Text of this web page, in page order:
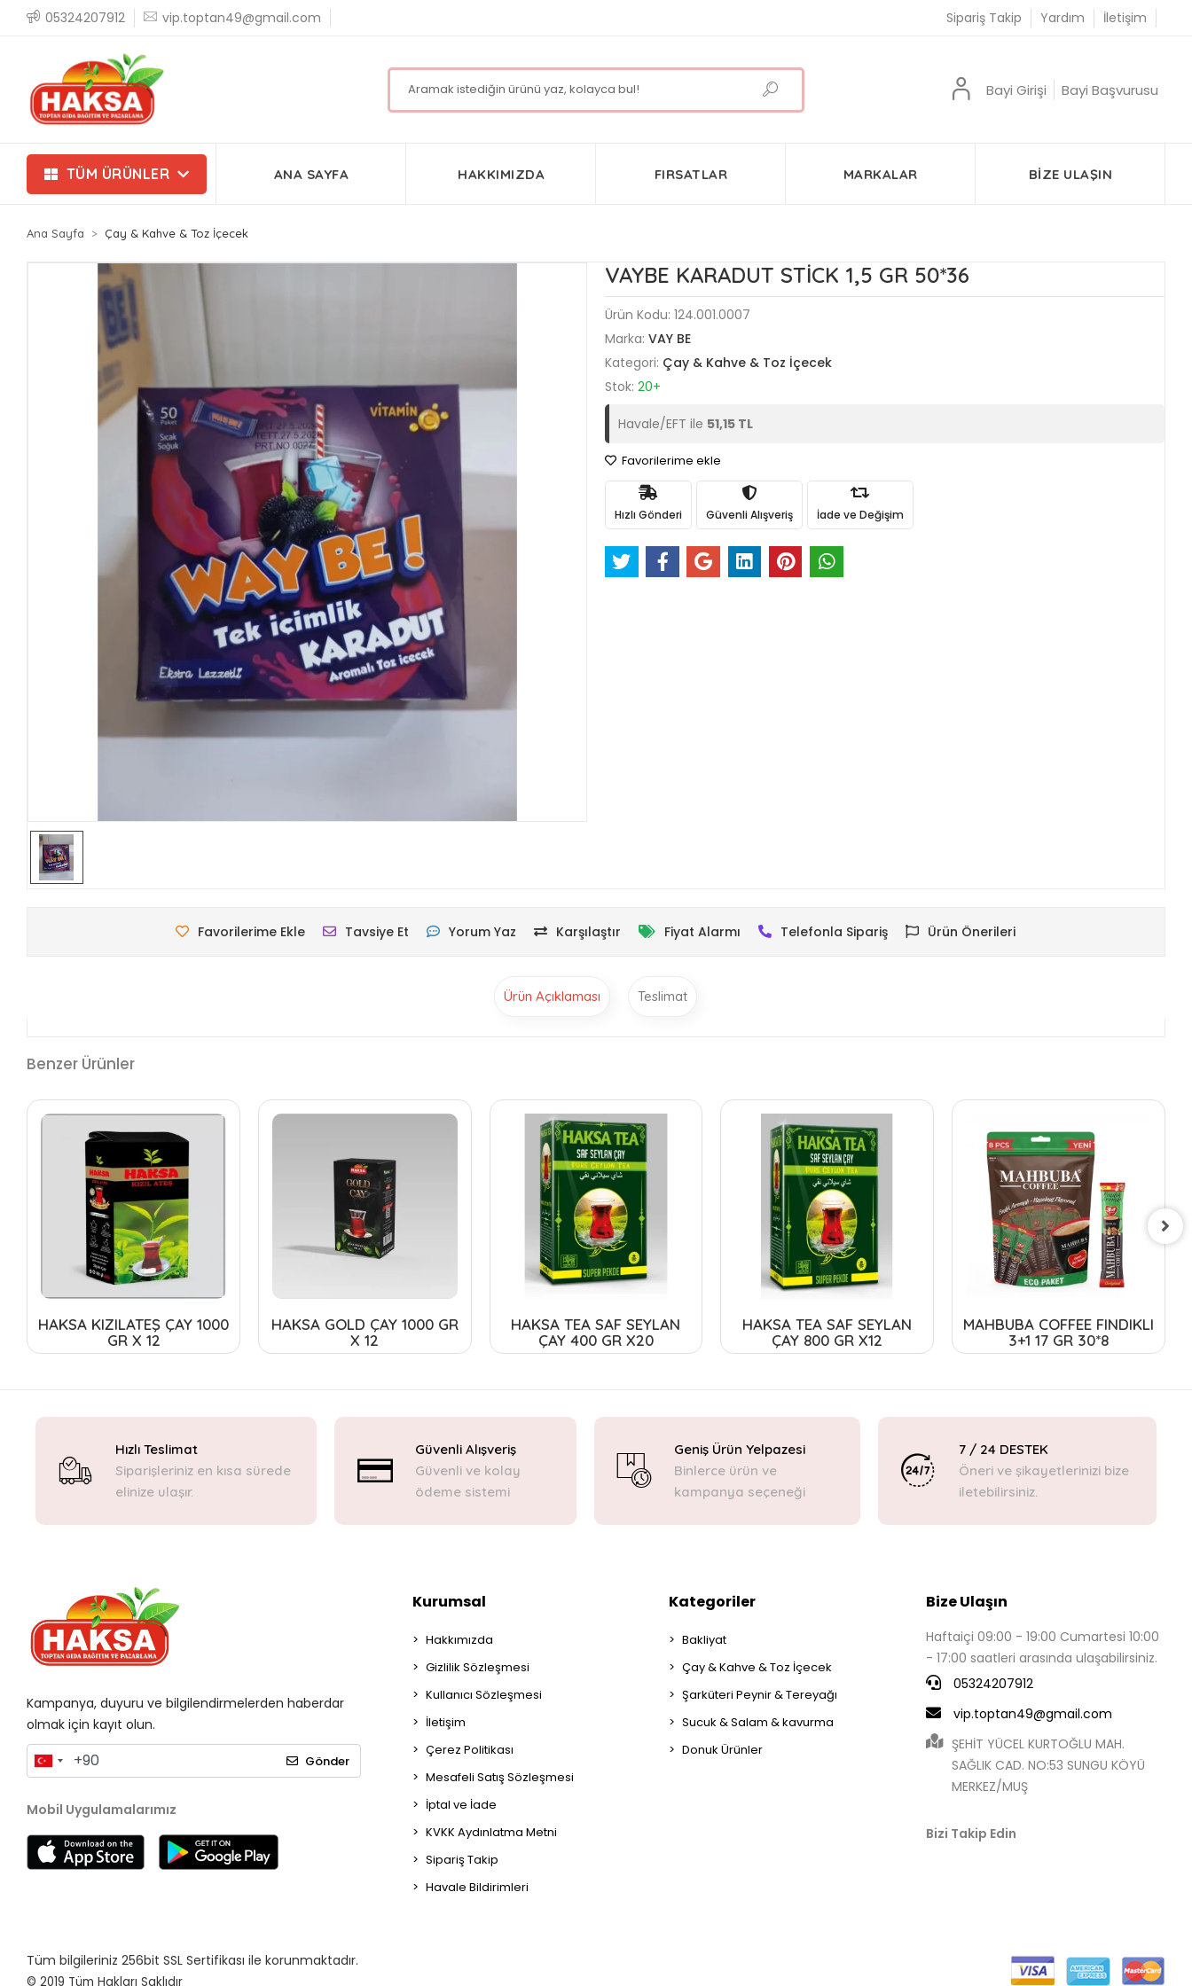
05324207912 vip.toptan49@gmail.com Sipariş Takip Yardım İletişim
Bayi Girişi Bayi Başvurusu
TÜM ÜRÜNLER ANA SAYFA HAKKIMIZDA FIRSATLAR MARKALAR BIZE ULAŞIN
Ana Sayfa Çay & Kahve & Toz İçecek
VAYBE KARADUT STİCK 1,5 GR 50*36
Ürün Kodu: 124.001.0007
Marka: VAY BE
Kategori: Çay & Kahve & Toz İçecek
Stok: 20+
Havale/EFT ile 51,15 TL
Favorilerime ekle
Hızlı Gönderi Güvenli Alışveriş İade ve Değişim
Favorilerime Ekle Tavsiye Et Yorum Yaz Karşılaştır Fiyat Alarmı Telefonla Sipariş Ürün Önerileri
Ürün Açıklaması Teslimat
Benzer Ürünler
HAKSA KIZILATEŞ ÇAY 1000
GR X 12
HAKSA GOLD ÇAY 1000 GR
X 12
HAKSA TEA SAF SEYLAN
ÇAY 400 GR X20
HAKSA TEA SAF SEYLAN
ÇAY 800 GR X12
MAHBUBA COFFEE FINDIKLI
3+1 17 GR 30*8
Hızlı Teslimat
Siparişleriniz en kısa sürede
elinize ulaşır.
Güvenli Alışveriş
Güvenli ve kolay
ödeme sistemi
Geniş Ürün Yelpazesi
Binlerce ürün ve
kampanya seçeneği
7 / 24 DESTEK
Öneri ve şikayetlerinizi bize
iletebilirsiniz.
Kampanya, duyuru ve bilgilendirmelerden haberdar
olmak için kayıt olun.
Gönder
Mobil Uygulamalarımız
Kurumsal
Hakkımızda
Gizlilik Sözleşmesi
Kullanıcı Sözleşmesi
İletişim
Çerez Politikası
Mesafeli Satış Sözleşmesi
İptal ve İade
KVKK Aydınlatma Metni
Sipariş Takip
Havale Bildirimleri
Kategoriler
Bakliyat
Çay & Kahve & Toz İçecek
Şarküteri Peynir & Tereyağı
Sucuk & Salam & kavurma
Donuk Ürünler
Bize Ulaşın
Haftaiçi 09:00 - 19:00 Cumartesi 10:00
- 17:00 saatleri arasında ulaşabilirsiniz.
05324207912
vip.toptan49@gmail.com
ŞEHİT YÜCEL KURTOĞLU MAH.
SAĞLIK CAD. NO:53 SUNGU KÖYÜ
MERKEZ/MUŞ
Bizi Takip Edin
Tüm bilgileriniz 256bit SSL Sertifikası ile korunmaktadır.
© 2019 Tüm Hakları Saklıdır